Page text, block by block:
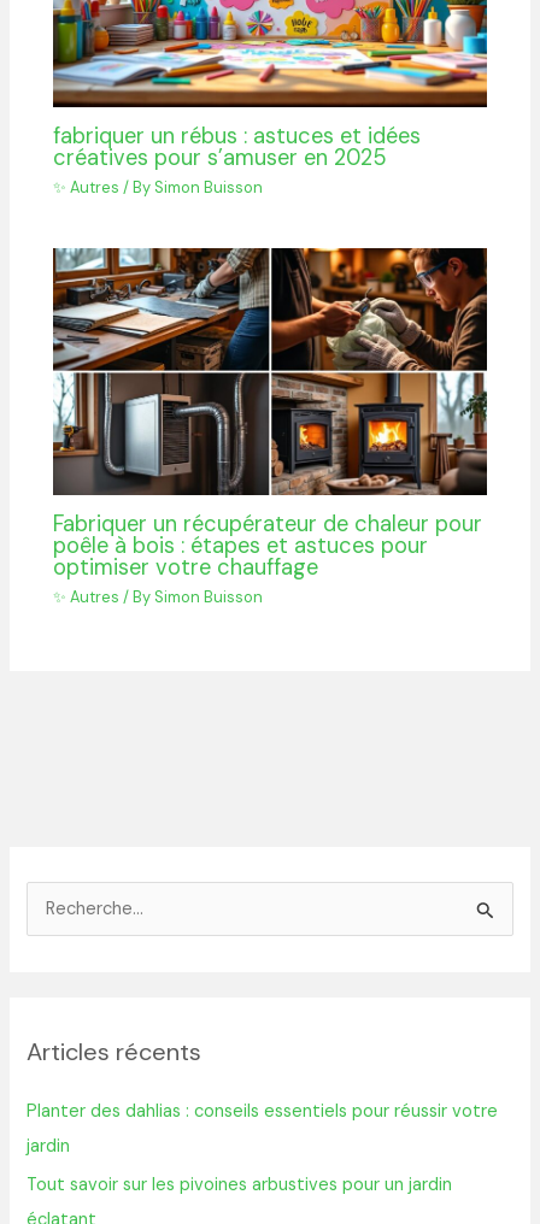
fabriquer un rébus : astuces et idées
créatives pour s’amuser en 2025
✨ Autres / By Simon Buisson
Fabriquer un récupérateur de chaleur pour
poêle à bois : étapes et astuces pour
optimiser votre chauffage
✨ Autres / By Simon Buisson
e
c
h
e
Articles récents
Planter des dahlias : conseils essentiels pour réussir votre
jardin
Tout savoir sur les pivoines arbustives pour un jardin